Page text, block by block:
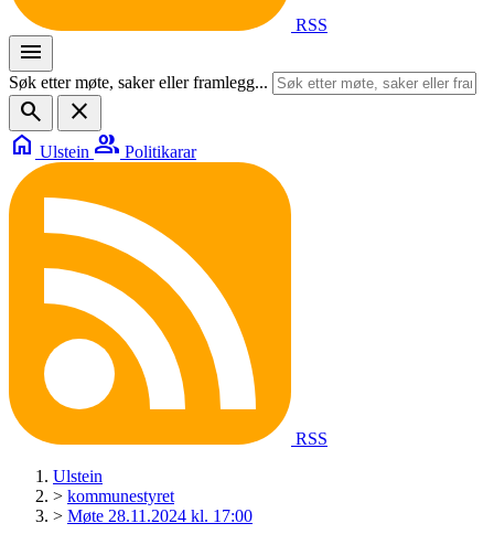
RSS
menu
Søk etter møte, saker eller framlegg...
search
close
home Ulstein group Politikarar
RSS
Ulstein
> kommunestyret
> Møte 28.11.2024 kl. 17:00